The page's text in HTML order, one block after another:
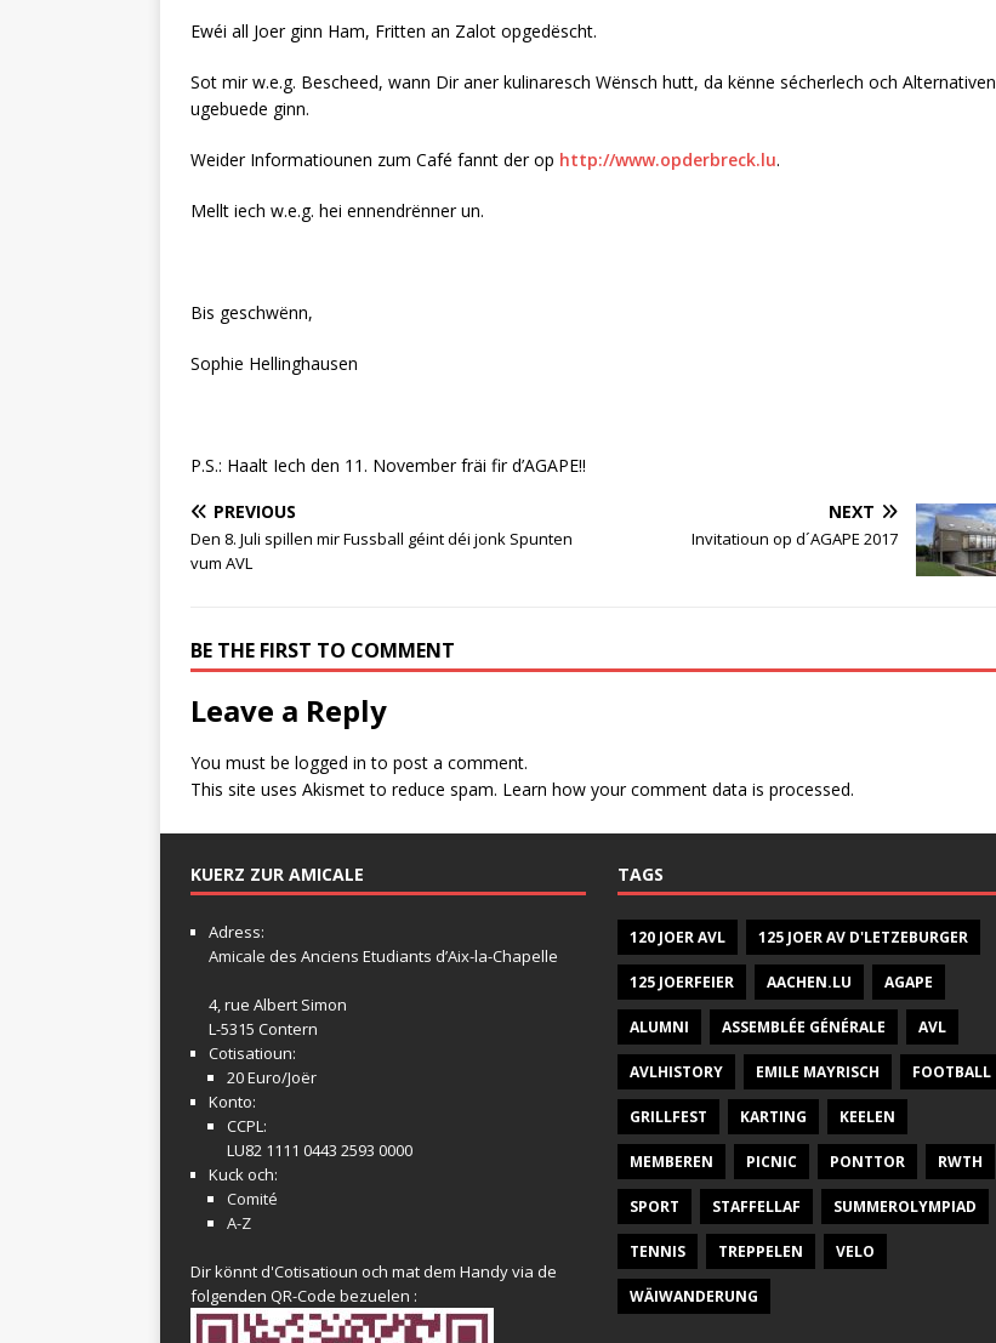
Ewéi all Joer ginn Ham, Fritten an Zalot opgedëscht.
Sot mir w.e.g. Bescheed, wann Dir aner kulinaresch Wënsch hutt, da kënne sécherlech och Alternativen
ugebuede ginn.
Weider Informatiounen zum Café fannt der op http://www.opderbreck.lu.
Mellt iech w.e.g. hei ennendrënner un.
Bis geschwënn,
Sophie Hellinghausen
P.S.: Haalt Iech den 11. November fräi fir d’AGAPE!!
PREVIOUS
Den 8. Juli spillen mir Fussball géint déi jonk Spunten
vum AVL
NEXT
Invitatioun op d´AGAPE 2017
BE THE FIRST TO COMMENT
Leave a Reply
You must be logged in to post a comment.
This site uses Akismet to reduce spam. Learn how your comment data is processed.
KUERZ ZUR AMICALE
Adress:
Amicale des Anciens Etudiants d’Aix-la-Chapelle
4, rue Albert Simon
L-5315 Contern
Cotisatioun:
20 Euro/Joër
Konto:
CCPL:
LU82 1111 0443 2593 0000
Kuck och:
Comité
A-Z
Dir könnt d'Cotisatioun och mat dem Handy via de
folgenden QR-Code bezuelen :
TAGS
120 JOER AVL 125 JOER AV D'LETZEBURGER
125 JOERFEIER AACHEN.LU AGAPE
ALUMNI ASSEMBLÉE GÉNÉRALE AVL
AVLHISTORY EMILE MAYRISCH FOOTBALL
GRILLFEST KARTING KEELEN
MEMBEREN PICNIC PONTTOR RWTH
SPORT STAFFELLAF SUMMEROLYMPIAD
TENNIS TREPPELEN VELO
WÄIWANDERUNG